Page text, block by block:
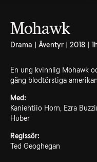
Mohawk
Drama | Äventyr | 2018 |
En ung kvinnlig Mohawk
gäng blodtörstiga
Med:
Kaniehtiio Horn, Ezra
Huber
Regissör:
Ted Geoghegan